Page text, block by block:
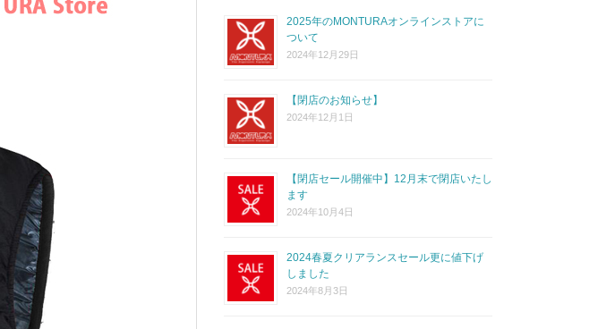
2025年のMONTURAオンラインストアに
ついて
2024年12月29日
【閉店のお知らせ】
2024年12月1日
【閉店セール開催中】12月末で閉店いたし
ます
2024年10月4日
2024春夏クリアランスセール更に値下げ
しました
2024年8月3日